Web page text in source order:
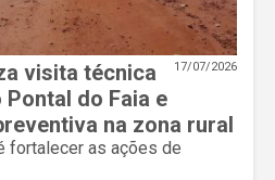
17/07/2026
visita técnica
do Faia e
na zona rural
fortalecer as ações de